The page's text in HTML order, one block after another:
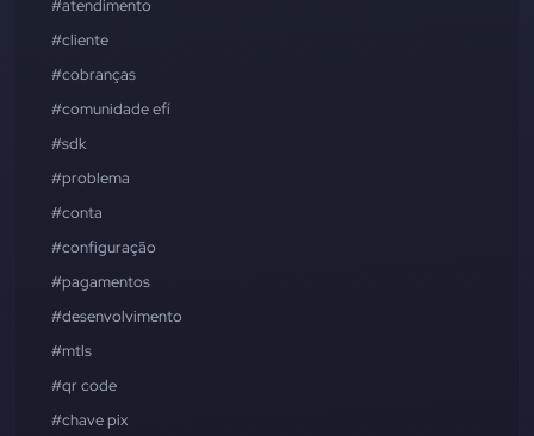
#atendimento
#cliente
#cobranças
#comunidade efí
#sdk
#problema
#conta
#configuração
#pagamentos
#desenvolvimento
#mtls
#qr code
#chave pix